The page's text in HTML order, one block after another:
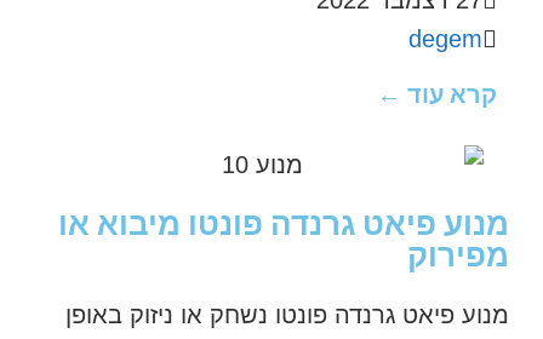
degem
קרא עוד ←
מנוע פיאט גרנדה פונטו מיבוא או
מפירוק
מנוע פיאט גרנדה פונטו נשחק או ניזוק באופן